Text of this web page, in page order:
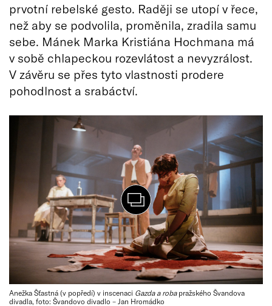
prvotní rebelské gesto. Raději se utopí v řece,
než aby se podvolila, proměnila, zradila samu
sebe. Mánek Marka Kristiána Hochmana má
v sobě chlapeckou rozevlátost a nevyzrálost.
V závěru se přes tyto vlastnosti prodere
pohodlnost a srabáctví.
Anežka Šťastná (v popředí) v inscenaci Gazda a robapražského Švandova
divadla, foto: Švandovo divadlo – Jan Hromádko